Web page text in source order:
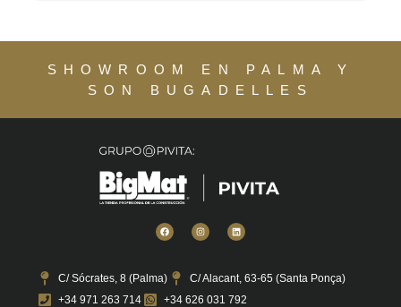
SHOWROOM EN PALMA Y
SON BUGADELLES
C/ Sócrates, 8 (Palma)
C/ Alacant, 63-65 (Santa Ponça)
+34 971 263 714
+34 626 031 792